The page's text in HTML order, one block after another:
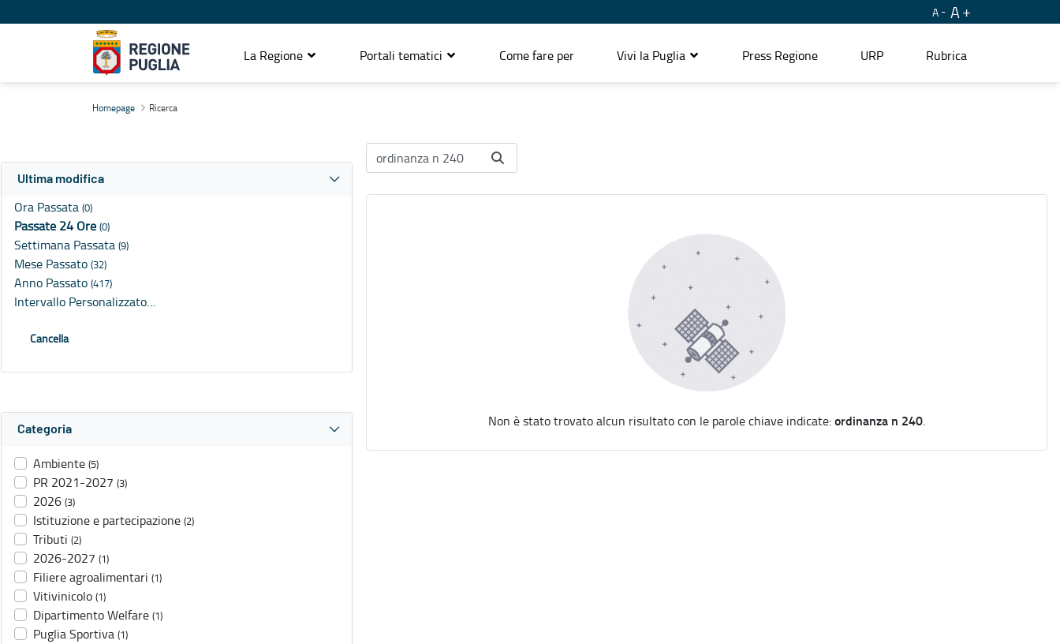
A A
La Regione Portali tematici Come fare per Vivi la Puglia Press Regione URP Rubrica
Homepage Ricerca
Ultima modifica
Ora Passata (0)
Passate 24 Ore (0)
Settimana Passata (9)
Mese Passato (32)
Anno Passato (417)
Intervallo Personalizzato…
Cancella
Categoria
Ambiente (5)
PR 2021-2027 (3)
2026 (3)
Istituzione e partecipazione (2)
Tributi (2)
2026-2027 (1)
Filiere agroalimentari (1)
Vitivinicolo (1)
Dipartimento Welfare (1)
Puglia Sportiva (1)
Non è stato trovato alcun risultato con le parole chiave indicate:ordinanza n 240.